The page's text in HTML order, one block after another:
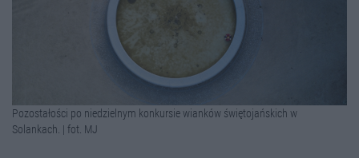
Pozostałości po niedzielnym konkursie wianków świętojańskich w
Solankach. | fot. MJ